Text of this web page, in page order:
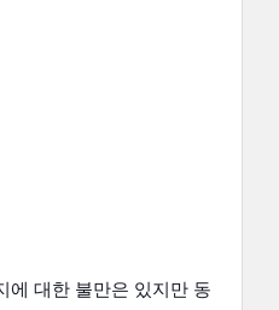
에 대한 불만은 있지만 동